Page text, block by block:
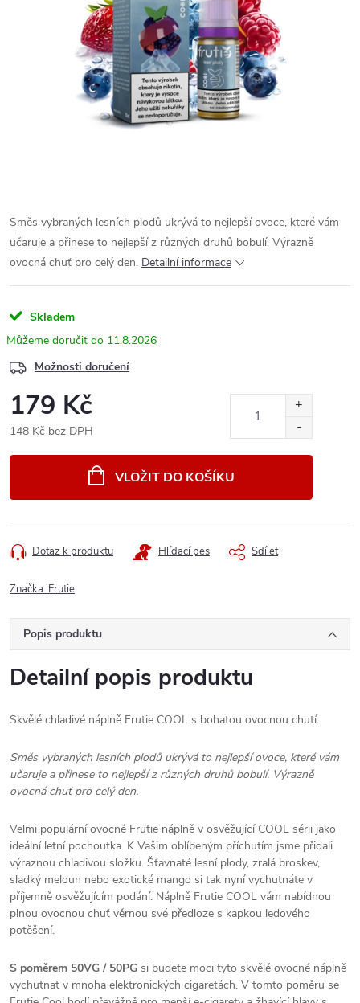
Směs vybraných lesních plodů ukrývá to nejlepší ovoce, které vám
učaruje a přinese to nejlepší z různých druhů bobulí. Výrazně
ovocná chuť pro celý den. Detailní informace
Skladem
11.8.2026
Možnosti doručení
179 Kč
148 Kč bez DPH
VLOŽIT DO KOŠÍKU
Dotaz k produktu Hlídací pes Sdílet
Značka: Frutie
Popis produktu
Detailní popis produktu
Skvělé chladivé náplně Frutie COOL s bohatou ovocnou chutí.
Směs vybraných lesních plodů ukrývá to nejlepší ovoce, které vám
učaruje a přinese to nejlepší z různých druhů bobulí. Výrazně
ovocná chuť pro celý den.
Velmi populární ovocné Frutie náplně v osvěžující COOL sérii jako
ideální letní pochoutka. K Vašim oblíbeným příchutím jsme přidali
výraznou chladivou složku. Šťavnaté lesní plody, zralá broskev,
sladký meloun nebo exotické mango si tak nyní vychutnáte v
příjemně osvěžujícím podání. Náplně Frutie COOL vám nabídnou
plnou ovocnou chuť věrnou své předloze s kapkou ledového
potěšení.
S poměrem 50VG / 50PG si budete moci tyto skvělé ovocné náplně
vychutnat v mnoha elektronických cigaretách. V tomto poměru se